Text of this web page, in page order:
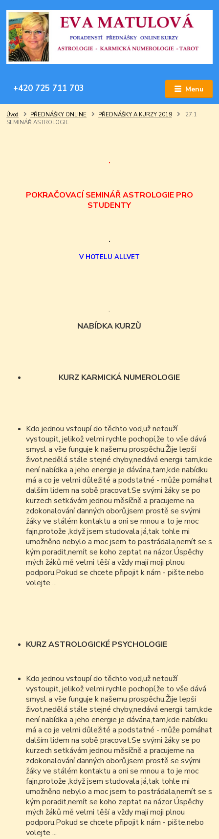
Menu
+420 725 711 703
Úvod PŘEDNÁŠKY ONLINE PŘEDNÁŠKY A KURZY 2019
27.1
SEMINÁŘ ASTROLOGIE
.
POKRAČOVACÍ SEMINÁŘ ASTROLOGIE PRO
STUDENTY
.
V HOTELU ALLVET
.
NABÍDKA KURZŮ
KURZ KARMICKÁ NUMEROLOGIE
Kdo jednou vstoupí do těchto vod,už netouží
vystoupit, jelikož velmi rychle pochopí,že to vše dává
smysl a vše funguje k našemu prospěchu.Žije lepší
život,nedělá stále stejné chyby,nedává energii tam,kde
není nabídka a jeho energie je dávána,tam,kde nabídku
má a co je velmi důležité a podstatné - může pomáhat
dalším lidem na sobě pracovat.Se svými žáky se po
kurzech setkávám jednou měsíčně a pracujeme na
zdokonalování danných oborů,jsem prostě se svými
žáky ve stálém kontaktu a oni se mnou a to je moc
fajn,protože ,když jsem studovala já,tak tohle mi
umožněno nebylo a moc jsem to postrádala,nemít se s
kým poradit,nemít se koho zeptat na názor.Úspěchy
mých žáků mě velmi těší a vždy mají moji plnou
podporu.Pokud se chcete připojit k nám - pište,nebo
volejte ...
KURZ ASTROLOGICKÉ PSYCHOLOGIE
Kdo jednou vstoupí do těchto vod,už netouží
vystoupit, jelikož velmi rychle pochopí,že to vše dává
smysl a vše funguje k našemu prospěchu.Žije lepší
život,nedělá stále stejné chyby,nedává energii tam,kde
není nabídka a jeho energie je dávána,tam,kde nabídku
má a co je velmi důležité a podstatné - může pomáhat
dalším lidem na sobě pracovat.Se svými žáky se po
kurzech setkávám jednou měsíčně a pracujeme na
zdokonalování danných oborů,jsem prostě se svými
žáky ve stálém kontaktu a oni se mnou a to je moc
fajn,protože ,když jsem studovala já,tak tohle mi
umožněno nebylo a moc jsem to postrádala,nemít se s
kým poradit,nemít se koho zeptat na názor.Úspěchy
mých žáků mě velmi těší a vždy mají moji plnou
podporu.Pokud se chcete připojit k nám - pište,nebo
volejte ...